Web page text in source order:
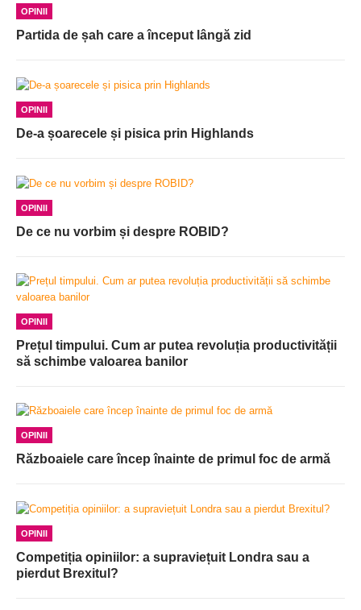
OPINII
Partida de șah care a început lângă zid
OPINII
De-a șoarecele și pisica prin Highlands
OPINII
De ce nu vorbim și despre ROBID?
OPINII
Prețul timpului. Cum ar putea revoluția productivității
să schimbe valoarea banilor
OPINII
Războaiele care încep înainte de primul foc de armă
OPINII
Competiția opiniilor: a supraviețuit Londra sau a
pierdut Brexitul?